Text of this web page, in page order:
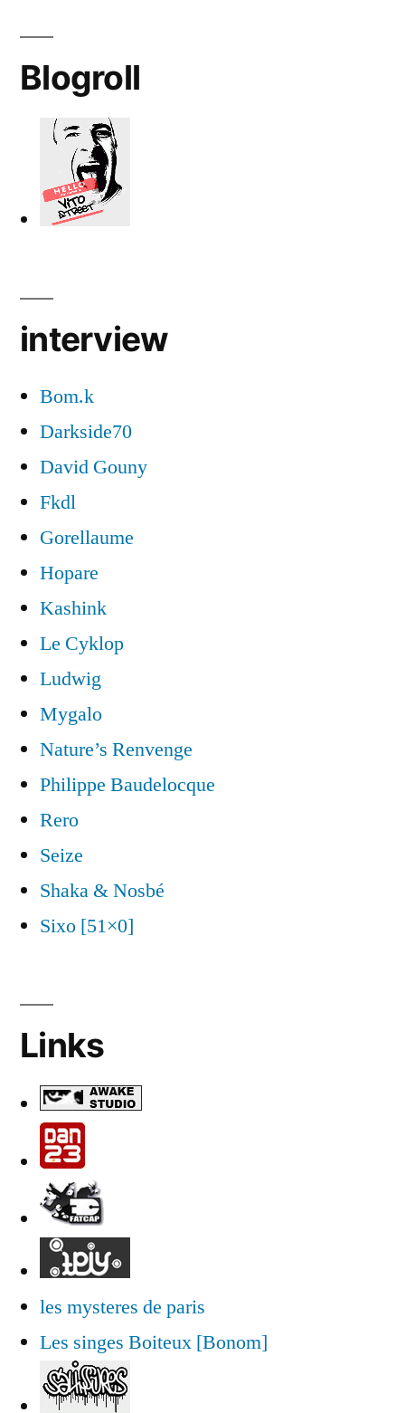
Blogroll
interview
Bom.k
Darkside70
David Gouny
Fkdl
Gorellaume
Hopare
Kashink
Le Cyklop
Ludwig
Mygalo
Nature’s Renvenge
Philippe Baudelocque
Rero
Seize
Shaka & Nosbé
Sixo [51×0]
Links
les mysteres de paris
Les singes Boiteux [Bonom]